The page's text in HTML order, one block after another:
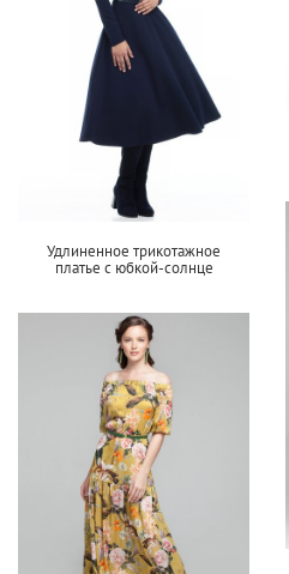
Удлиненное трикотажное
платье с юбкой-солнце